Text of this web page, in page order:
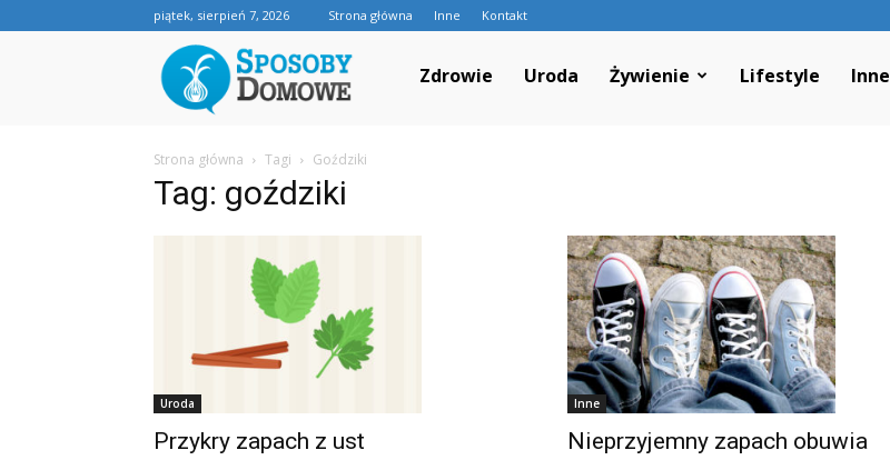
piątek, sierpień 7, 2026 Strona główna Inne Kontakt
SposobyDomowe.pl
–
sposoby
na
Zdrowie Uroda Żywienie Lifestyle Inne
Strona główna Tagi Goździki
Tag: goździki
Uroda
Przykry zapach z ust
Inne
Nieprzyjemny zapach obuwia